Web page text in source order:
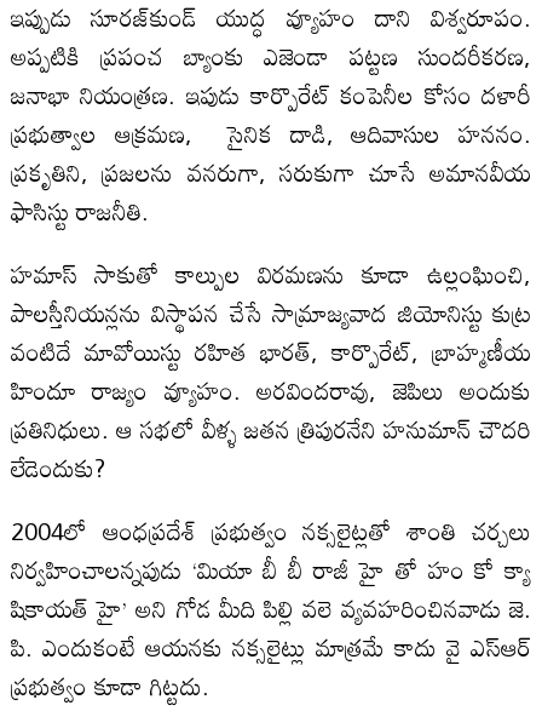
ఇప్పుడు సూరజ్‌కుండ్ యుద్ధ వ్యూహం దాని విశ్వరూపం.
అప్పటికి ప్రపంచ బ్యాంకు ఎజెండా పట్టణ సుందరీకరణ,
జనాభా నియంత్రణ. ఇపుడు కార్పొరేట్ కంపెనీల కోసం దళారీ
ప్రభుత్వాల ఆక్రమణ, సైనిక దాడి, ఆదివాసుల హననం.
ప్రకృతిని, ప్రజలను వనరుగా, సరుకుగా చూసే అమానవీయ
ఫాసిస్టు రాజనీతి.
హమాస్ సాకుతో కాల్పుల విరమణను కూడా ఉల్లంఘించి,
పాలస్తీనియన్లను విస్థాపన చేసే సామ్రాజ్యవాద జియోనిస్టు కుట్ర
వంటిదే మావోయిస్టు రహిత భారత్, కార్పొరేట్, బ్రాహ్మణీయ
హిందూ రాజ్యం వ్యూహం. అరవిందరావు, జెపిలు అందుకు
ప్రతినిధులు. ఆ సభలో వీళ్ళ జతన త్రిపురనేని హనుమాన్ చౌదరి
లేడెందుకు?
2004లో ఆంధప్రదేశ్ ప్రభుత్వం నక్సలైట్లతో శాంతి చర్చలు
నిర్వహించాలన్నపుడు ‘మియా బీ బీ రాజీ హై తో హం కో క్యా
షికాయత్ హై’ అని గోడ మీది పిల్లి వలె వ్యవహరించినవాడు జె.
పి. ఎందుకంటే ఆయనకు నక్సలైట్లు మాత్రమే కాదు వై ఎస్ఆర్
ప్రభుత్వం కూడా గిట్టదు.